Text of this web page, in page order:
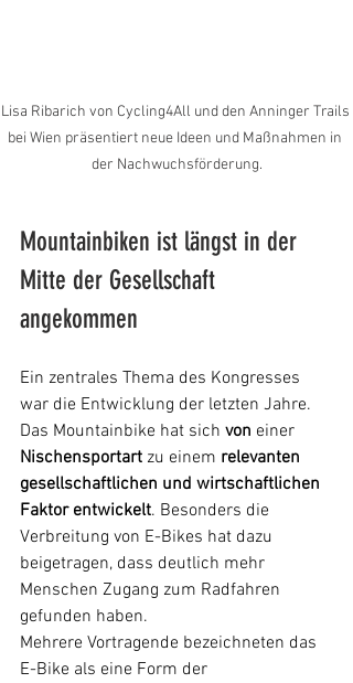
Lisa Ribarich von Cycling4All und den Anninger Trails
bei Wien präsentiert neue Ideen und Maßnahmen in
der Nachwuchsförderung.
Mountainbiken ist längst in der
Mitte der Gesellschaft
angekommen
Ein zentrales Thema des Kongresses
war die Entwicklung der letzten Jahre.
Das Mountainbike hat sich von einer
Nischensportart zu einem relevanten
gesellschaftlichen und wirtschaftlichen
Faktor entwickelt. Besonders die
Verbreitung von E-Bikes hat dazu
beigetragen, dass deutlich mehr
Menschen Zugang zum Radfahren
gefunden haben.
Mehrere Vortragende bezeichneten das
E-Bike als eine Form der